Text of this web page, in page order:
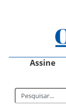
Assine